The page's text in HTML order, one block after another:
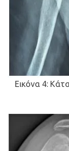
Εικόνα 4: